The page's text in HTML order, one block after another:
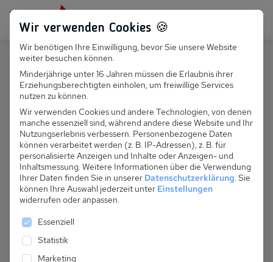
Persönlich für dich da: +49 251 899 050
Suchfeld
Suchen
PL 031.028W - Pina House
Wir verwenden Cookies 🍪
Wir benötigen Ihre Einwilligung, bevor Sie unsere Website
weiter besuchen können.
Minderjährige unter 16 Jahren müssen die Erlaubnis ihrer
Erziehungsberechtigten einholen, um freiwillige Services
nutzen zu können.
Wir verwenden Cookies und andere Technologien, von denen
manche essenziell sind, während andere diese Website und Ihr
Nutzungserlebnis verbessern. Personenbezogene Daten
können verarbeitet werden (z. B. IP-Adressen), z. B. für
personalisierte Anzeigen und Inhalte oder Anzeigen- und
Inhaltsmessung. Weitere Informationen über die Verwendung
Ihrer Daten finden Sie in unserer Datenschutzerklärung. Sie
können Ihre Auswahl jederzeit unter Einstellungen
widerrufen oder anpassen.
Es folgt eine Liste der Service-Gruppen, für die
Essenziell
Statistik
Marketing